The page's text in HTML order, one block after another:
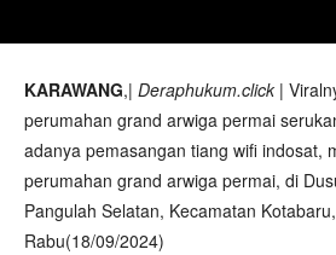
KARAWANG,| Deraphukum.click |
perumahan grand arwiga permai
adanya pemasangan tiang wifi indosat,
perumahan grand arwiga permai, di
Pangulah Selatan, Kecamatan
Rabu(18/09/2024)